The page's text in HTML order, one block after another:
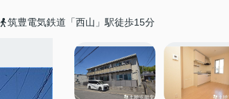
筑豊電気鉄道「西山」駅徒歩15分